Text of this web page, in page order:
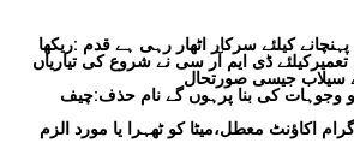
کیلئے سرکار اٹھار رہی ہے قدم :ریکھا
ڈی ایم آر سی نے شروع کی تیاریاں
سیلاب جیسی صورتحال
کی بنا پرہوں گے نام حذف:چیف
اکاؤنٹ معطل،میٹا کو ٹھہرا یا مورد الزم